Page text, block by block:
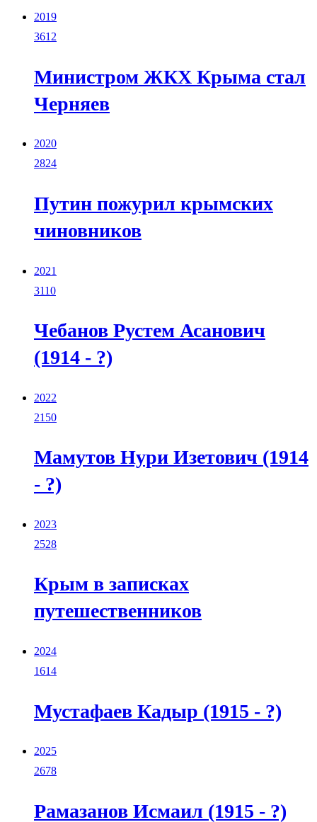
2019
3612
Министром ЖКХ Крыма стал
Черняев
2020
2824
Путин пожурил крымских
чиновников
2021
3110
Чебанов Рустем Асанович
(1914 - ?)
2022
2150
Мамутов Нури Изетович (1914
- ?)
2023
2528
Крым в записках
путешественников
2024
1614
Мустафаев Кадыр (1915 - ?)
2025
2678
Рамазанов Исмаил (1915 - ?)